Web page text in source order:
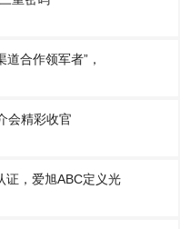
合作领军者”，
会精彩收官
证，爱旭ABC定义光